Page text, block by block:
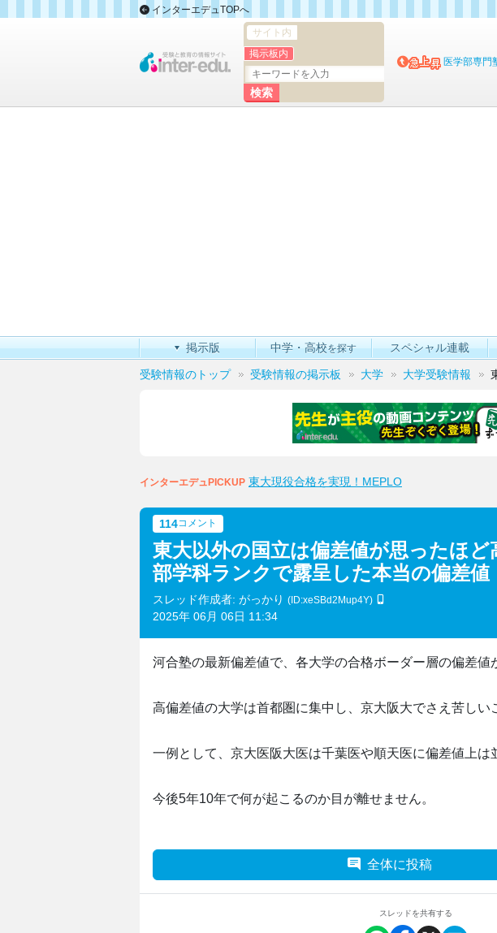
インターエデュTOPへ
サイト内
掲示板内
医学部専門
掲示版 中学・高校を探す スペシャル連載
受験情報のトップ 受験情報の掲示板 大学 大学受験情報
インターエデュPICKUP 東大現役合格を実現！MEPLO
114コメント
東大以外の国立は偏差値が思ったほ
部学科ランクで露呈した本当の偏差値
スレッド作成者: がっかり (ID:xeSBd2Mup4Y)
2025年 06月 06日 11:34
河合塾の最新偏差値で、各大学の合格ボーダー層の偏差値
高偏差値の大学は首都圏に集中し、京大阪大でさえ苦しい
一例として、京大医阪大医は千葉医や順天医に偏差値上は
今後5年10年で何が起こるのか目が離せません。
全体に投稿
スレッドを共有する